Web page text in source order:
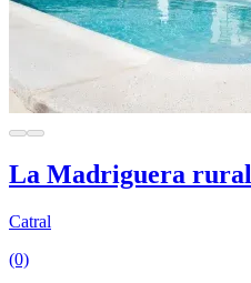
La Madriguera rural
Catral
(0)